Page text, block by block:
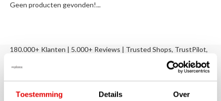
Toestemming Details Over
Geen producten gevonden!...
180.000+ Klanten | 5.000+ Reviews | Trusted Shops, TrustPilot,
Reviews: Onze klanten aan het
woord